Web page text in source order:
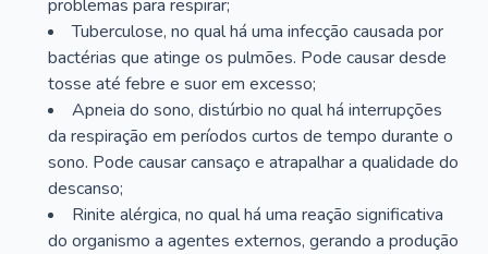
problemas para respirar;
Tuberculose, no qual há uma infecção causada por
bactérias que atinge os pulmões. Pode causar desde
tosse até febre e suor em excesso;
Apneia do sono, distúrbio no qual há interrupções
da respiração em períodos curtos de tempo durante o
sono. Pode causar cansaço e atrapalhar a qualidade do
descanso;
Rinite alérgica, no qual há uma reação significativa
do organismo a agentes externos, gerando a produção